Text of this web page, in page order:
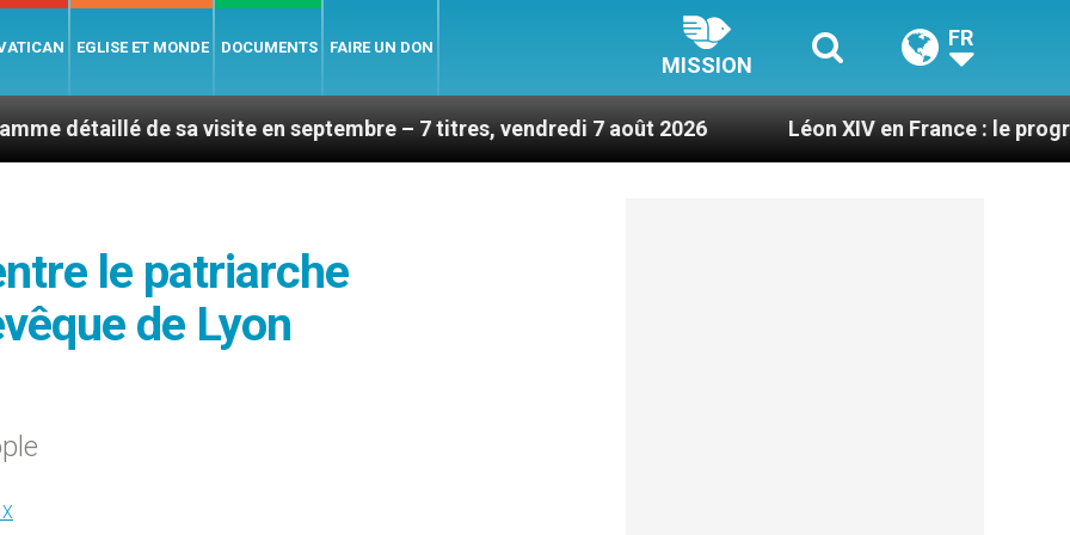
EGLISE ET MONDE DOCUMENTS FAIRE UN DON
MISSION
FR
de sa visite en septembre – 7 titres, vendredi 7 août 2026 Léon XIV en France : le programme
le patriarche
de Lyon